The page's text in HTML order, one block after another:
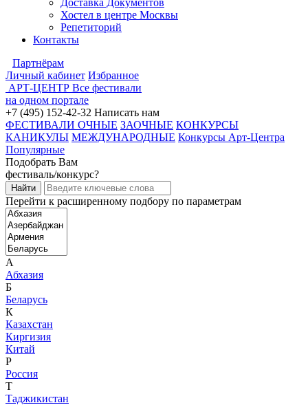
Доставка Документов
Хостел в центре Москвы
Репетиторий
Контакты
Партнёрам
Личный кабинет Избранное
АРТ-ЦЕНТР Все фестивали
на одном портале
+7 (495) 152-42-32 Написать нам
ФЕСТИВАЛИ ОЧНЫЕ ЗАОЧНЫЕ КОНКУРСЫ
КАНИКУЛЫ МЕЖДУНАРОДНЫЕ Конкурсы Арт-Центра
Популярные
Подобрать Вам
фестиваль/конкурс?
Перейти к расширенному подбору по параметрам
А
Абхазия
Б
Беларусь
К
Казахстан
Киргизия
Китай
Р
Россия
Т
Таджикистан